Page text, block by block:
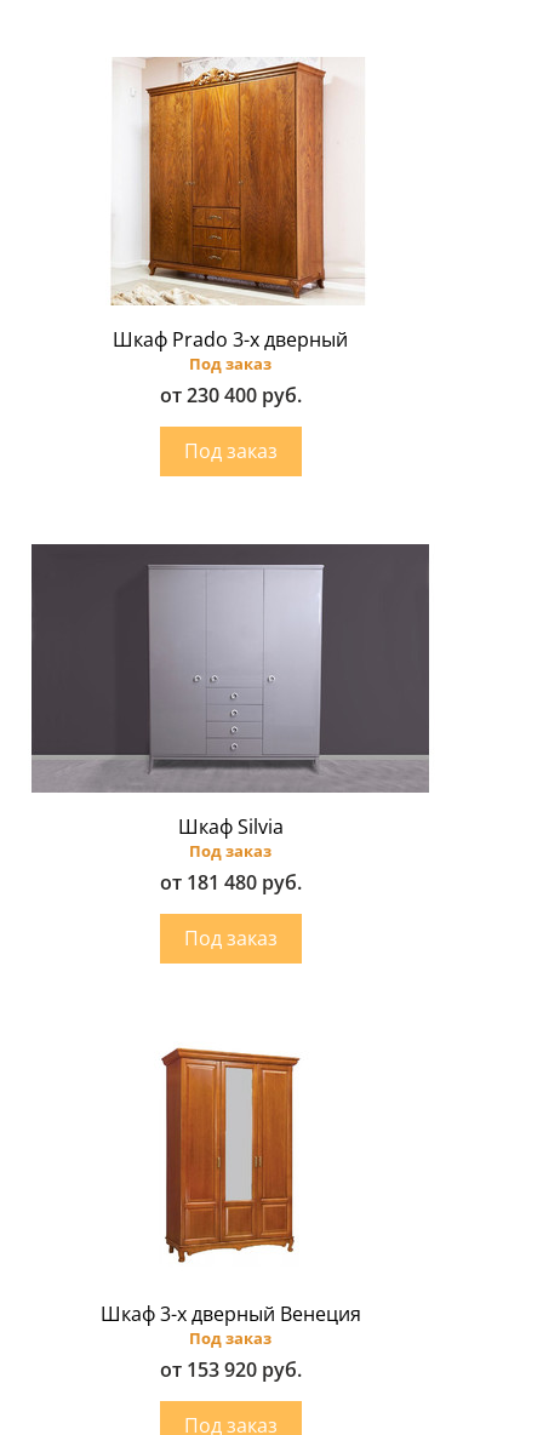
Шкаф Prado 3-х дверный
Под заказ
от 230 400 руб.
Шкаф Silvia
Под заказ
от 181 480 руб.
Шкаф 3-х дверный Венеция
Под заказ
от 153 920 руб.